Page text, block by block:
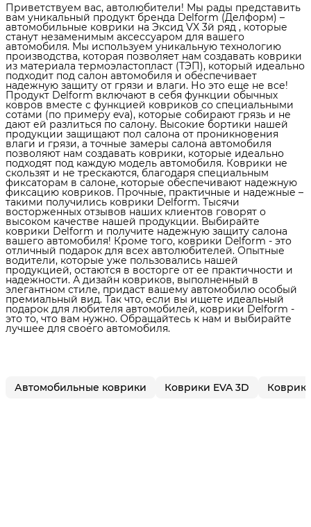
Приветствуем вас, автолюбители! Мы рады представить
вам уникальный продукт бренда Delform (Делформ) –
автомобильные коврики на Эксид VX 3й ряд , которые
станут незаменимым аксессуаром для вашего
автомобиля. Мы используем уникальную технологию
производства, которая позволяет нам создавать коврики
из материала термоэластопласт (ТЭП), который идеально
подходит под салон автомобиля и обеспечивает
надежную защиту от грязи и влаги. Но это еще не все!
Продукт Delform включают в себя функции обычных
ковров вместе с функцией ковриков со специальными
сотами (по примеру eva), которые собирают грязь и не
дают ей разлиться по салону. Высокие бортики нашей
продукции защищают пол салона от проникновения
влаги и грязи, а точные замеры салона автомобиля
позволяют нам создавать коврики, которые идеально
подходят под каждую модель автомобиля. Коврики не
скользят и не трескаются, благодаря специальным
фиксаторам в салоне, которые обеспечивают надежную
фиксацию ковриков. Прочные, практичные и надежные –
такими получились коврики Delform. Тысячи
восторженных отзывов наших клиентов говорят о
высоком качестве нашей продукции. Выбирайте
коврики Delform и получите надежную защиту салона
вашего автомобиля! Кроме того, коврики Delform - это
отличный подарок для всех автолюбителей. Опытные
водители, которые уже пользовались нашей
продукцией, остаются в восторге от ее практичности и
надежности. А дизайн ковриков, выполненный в
элегантном стиле, придаст вашему автомобилю особый
премиальный вид. Так что, если вы ищете идеальный
подарок для любителя автомобилей, коврики Delform -
это то, что вам нужно. Обращайтесь к нам и выбирайте
лучшее для своего автомобиля.
Автомобильные коврики Коврики EVA 3D